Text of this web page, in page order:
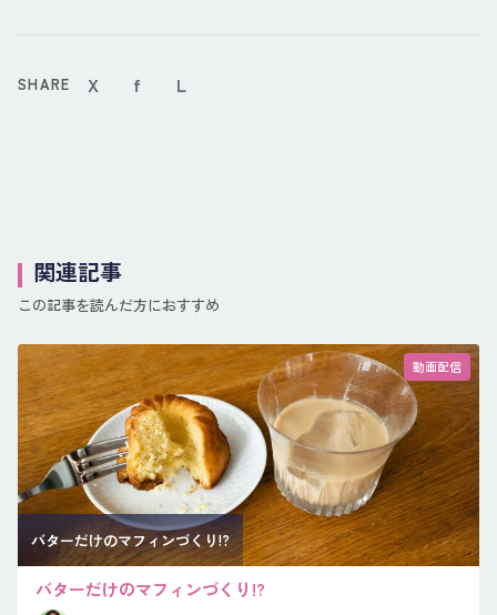
SHARE X f L
関連記事
この記事を読んだ方におすすめ
動画配信
バターだけのマフィンづくり!?
バターだけのマフィンづくり!?